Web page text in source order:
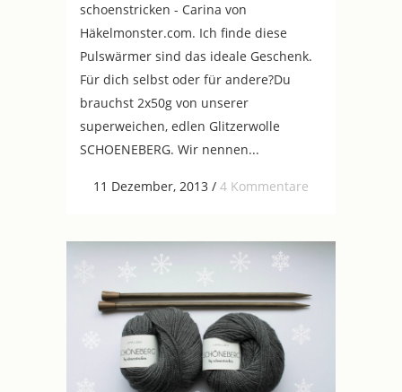
schoenstricken - Carina von
Häkelmonster.com. Ich finde diese
Pulswärmer sind das ideale Geschenk.
Für dich selbst oder für andere?Du
brauchst 2x50g von unserer
superweichen, edlen Glitzerwolle
SCHOENEBERG. Wir nennen...
11 Dezember, 2013 / 4 Kommentare